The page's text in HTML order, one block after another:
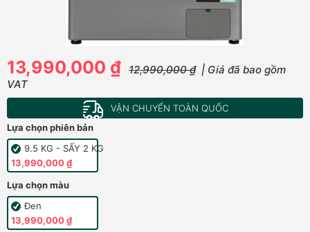
13,990,000 ₫ 12,990,000 ₫ | Giá đã bao gồm
VAT
VẬN CHUYỂN TOÀN QUỐC
Lựa chọn phiên bản
9.5 KG - SẤY 2 KG
13,990,000 ₫
Lựa chọn màu
Đen
13,990,000 ₫